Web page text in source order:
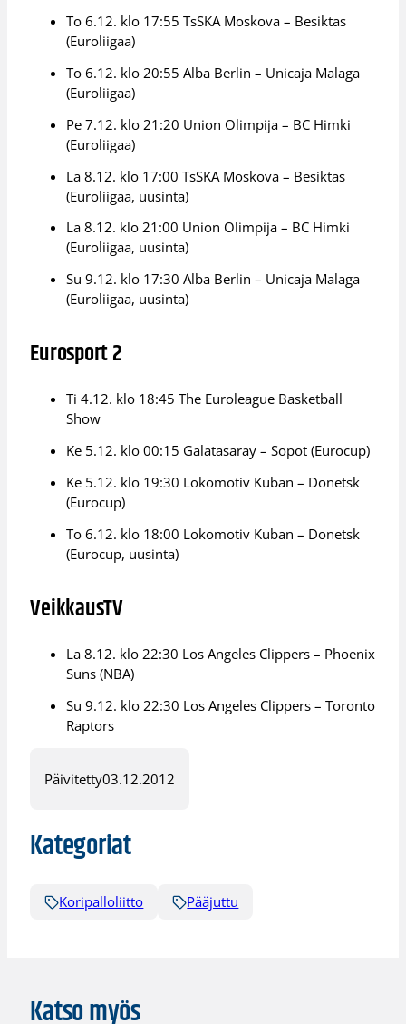
To 6.12. klo 17:55 TsSKA Moskova – Besiktas
(Euroliigaa)
To 6.12. klo 20:55 Alba Berlin – Unicaja Malaga
(Euroliigaa)
Pe 7.12. klo 21:20 Union Olimpija – BC Himki
(Euroliigaa)
La 8.12. klo 17:00 TsSKA Moskova – Besiktas
(Euroliigaa, uusinta)
La 8.12. klo 21:00 Union Olimpija – BC Himki
(Euroliigaa, uusinta)
Su 9.12. klo 17:30 Alba Berlin – Unicaja Malaga
(Euroliigaa, uusinta)
Eurosport 2
Ti 4.12. klo 18:45 The Euroleague Basketball
Show
Ke 5.12. klo 00:15 Galatasaray – Sopot (Eurocup)
Ke 5.12. klo 19:30 Lokomotiv Kuban – Donetsk
(Eurocup)
To 6.12. klo 18:00 Lokomotiv Kuban – Donetsk
(Eurocup, uusinta)
VeikkausTV
La 8.12. klo 22:30 Los Angeles Clippers – Phoenix
Suns (NBA)
Su 9.12. klo 22:30 Los Angeles Clippers – Toronto
Raptors
Päivitetty03.12.2012
Kategoriat
Koripalloliitto Pääjuttu
Katso myös